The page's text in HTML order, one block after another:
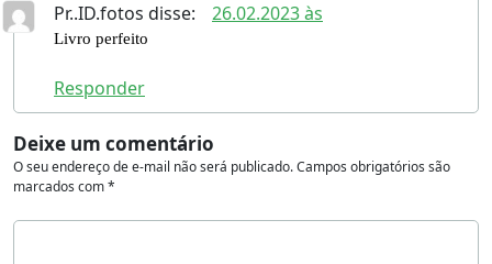
Pr..ID.fotos disse: 26.02.2023 às
Livro perfeito
Responder
Deixe um comentário
O seu endereço de e-mail não será publicado.Campos obrigatórios são
marcados com*